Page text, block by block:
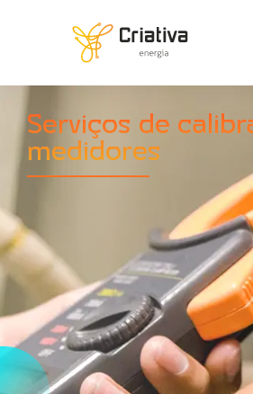
Serviços de
medidores